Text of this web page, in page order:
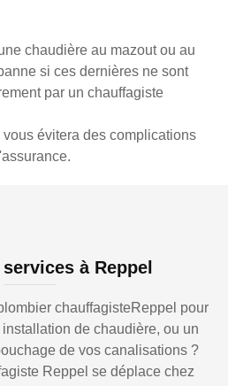
chaudière au mazout ou au
si ces dernières ne sont
par un chauffagiste
évitera des complications
à Reppel
chauffagisteReppel pour
de chaudière, ou un
de vos canalisations ?
Reppel se déplace chez